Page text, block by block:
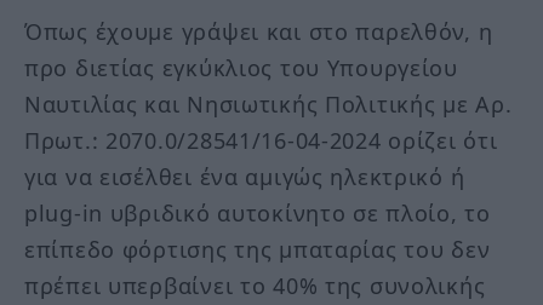
Όπως έχουμε γράψει και στο παρελθόν, η
προ διετίας εγκύκλιος του Υπουργείου
Ναυτιλίας και Νησιωτικής Πολιτικής με Αρ.
Πρωτ.: 2070.0/28541/16-04-2024 ορίζει ότι
για να εισέλθει ένα αμιγώς ηλεκτρικό ή
plug-in υβριδικό αυτοκίνητο σε πλοίο, το
επίπεδο φόρτισης της μπαταρίας του δεν
πρέπει υπερβαίνει το 40% της συνολικής